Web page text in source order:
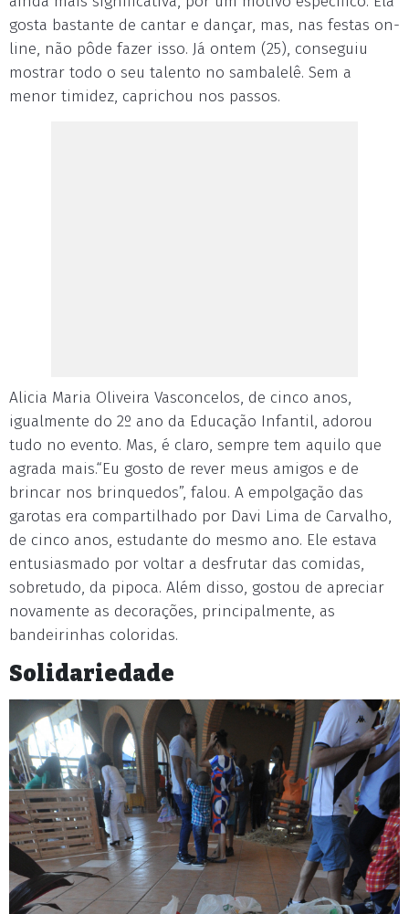
gosta bastante de cantar e dançar, mas, nas festas on-
line, não pôde fazer isso. Já ontem (25), conseguiu
mostrar todo o seu talento no sambalelê. Sem a
menor timidez, caprichou nos passos.
Alicia Maria Oliveira Vasconcelos, de cinco anos,
igualmente do 2º ano da Educação Infantil, adorou
tudo no evento. Mas, é claro, sempre tem aquilo que
agrada mais.“Eu gosto de rever meus amigos e de
brincar nos brinquedos”, falou. A empolgação das
garotas era compartilhado por Davi Lima de Carvalho,
de cinco anos, estudante do mesmo ano. Ele estava
entusiasmado por voltar a desfrutar das comidas,
sobretudo, da pipoca. Além disso, gostou de apreciar
novamente as decorações, principalmente, as
bandeirinhas coloridas.
Solidariedade